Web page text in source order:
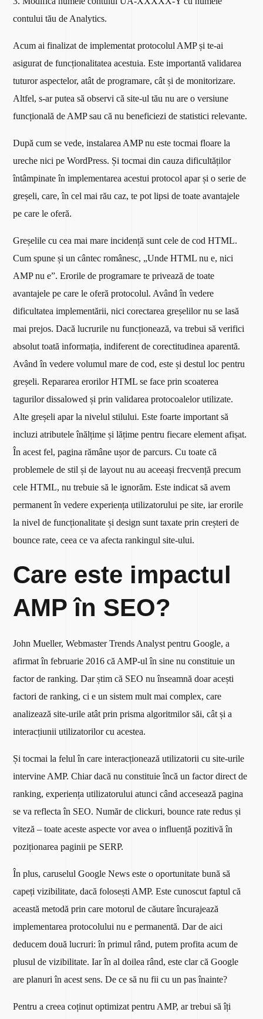
contului tău de Analytics.
Acum ai finalizat de implementat protocolul AMP și te-ai
asigurat de funcționalitatea acestuia. Este importantă validarea
tuturor aspectelor, atât de programare, cât și de monitorizare.
Altfel, s-ar putea să observi că site-ul tău nu are o versiune
funcțională de AMP sau că nu beneficiezi de statistici relevante.
După cum se vede, instalarea AMP nu este tocmai floare la
ureche nici pe WordPress. Și tocmai din cauza dificultăților
întâmpinate în implementarea acestui protocol apar și o serie de
greșeli, care, în cel mai rău caz, te pot lipsi de toate avantajele
pe care le oferă.
Greșelile cu cea mai mare incidență sunt cele de cod HTML.
Cum spune și un cântec românesc, „Unde HTML nu e, nici
AMP nu e”. Erorile de programare te privează de toate
avantajele pe care le oferă protocolul. Având în vedere
dificultatea implementării, nici corectarea greșelilor nu se lasă
mai prejos. Dacă lucrurile nu funcționează, va trebui să verifici
absolut toată informația, indiferent de corectitudinea aparentă.
Având în vedere volumul mare de cod, este și destul loc pentru
greșeli. Repararea erorilor HTML se face prin scoaterea
tagurilor dissalowed și prin validarea protocoalelor utilizate.
Alte greșeli apar la nivelul stilului. Este foarte important să
incluzi atributele înălțime și lățime pentru fiecare element afișat.
În acest fel, pagina rămâne ușor de parcurs. Cu toate că
problemele de stil și de layout nu au aceeași frecvență precum
cele HTML, nu trebuie să le ignorăm. Este indicat să avem
permanent în vedere experiența utilizatorului pe site, iar erorile
la nivel de funcționalitate și design sunt taxate prin creșteri de
bounce rate, ceea ce va afecta rankingul site-ului.
Care este impactul
AMP în SEO?
John Mueller, Webmaster Trends Analyst pentru Google, a
afirmat în februarie 2016 că AMP-ul în sine nu constituie un
factor de ranking. Dar știm că SEO nu înseamnă doar acești
factori de ranking, ci e un sistem mult mai complex, care
analizează site-urile atât prin prisma algoritmilor săi, cât și a
interacțiunii utilizatorilor cu acestea.
Și tocmai la felul în care interacționează utilizatorii cu site-urile
intervine AMP. Chiar dacă nu constituie încă un factor direct de
ranking, experiența utilizatorului atunci când accesează pagina
se va reflecta în SEO. Număr de clickuri, bounce rate redus și
viteză – toate aceste aspecte vor avea o influență pozitivă în
poziționarea paginii pe SERP.
În plus, caruselul Google News este o oportunitate bună să
capeți vizibilitate, dacă folosești AMP. Este cunoscut faptul că
această metodă prin care motorul de căutare încurajează
implementarea protocolului nu e permanentă. Dar de aici
deducem două lucruri: în primul rând, putem profita acum de
plusul de vizibilitate. Iar în al doilea rând, este clar că Google
are planuri în acest sens. De ce să nu fii cu un pas înainte?
Pentru a creea coținut optimizat pentru AMP, ar trebui să îți